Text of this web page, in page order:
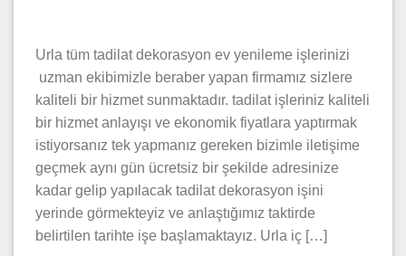
Urla tüm tadilat dekorasyon ev yenileme işlerinizi
uzman ekibimizle beraber yapan firmamız sizlere
kaliteli bir hizmet sunmaktadır. tadilat işleriniz kaliteli
bir hizmet anlayışı ve ekonomik fiyatlara yaptırmak
istiyorsanız tek yapmanız gereken bizimle iletişime
geçmek aynı gün ücretsiz bir şekilde adresinize
kadar gelip yapılacak tadilat dekorasyon işini
yerinde görmekteyiz ve anlaştığımız taktirde
belirtilen tarihte işe başlamaktayız. Urla iç […]